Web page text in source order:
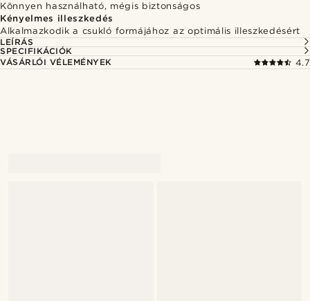
Könnyen használható, mégis biztonságos
Kényelmes illeszkedés
Alkalmazkodik a csukló formájához az optimális illeszkedésért
LEÍRÁS
SPECIFIKÁCIÓK
VÁSÁRLÓI VÉLEMÉNYEK
4.7